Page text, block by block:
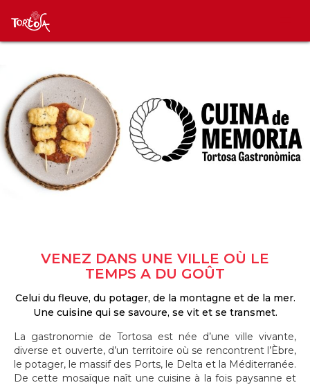
VENEZ DANS UNE VILLE OÙ LE
TEMPS A DU GOÛT
Celui du fleuve, du potager, de la montagne et de la mer.
Une cuisine qui se savoure, se vit et se transmet.
La gastronomie de Tortosa est née d’une ville vivante,
diverse et ouverte, d’un territoire où se rencontrent l’Èbre,
le potager, le massif des Ports, le Delta et la Méditerranée.
De cette mosaïque naît une cuisine à la fois paysanne et